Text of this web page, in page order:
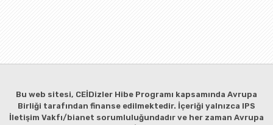
Bu web sitesi, CEİDizler Hibe Programı kapsamında Avrupa
Birliği tarafından finanse edilmektedir. İçeriği yalnızca IPS
İletişim Vakfı/bianet sorumluluğundadır ve her zaman Avrupa